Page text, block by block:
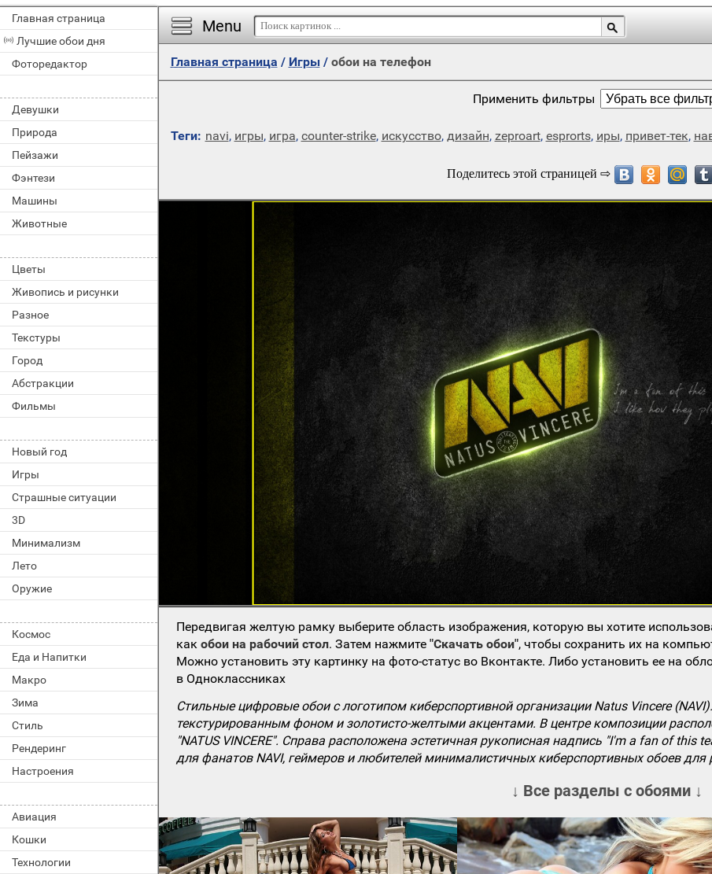
Главная страница
Лучшие обои дня
Фоторедактор
Девушки
Природа
Пейзажи
Фэнтези
Машины
Животные
Цветы
Живопись и рисунки
Разное
Текстуры
Город
Абстракции
Фильмы
Новый год
Игры
Страшные ситуации
3D
Минимализм
Лето
Оружие
Космос
Еда и Напитки
Макро
Зима
Стиль
Рендеринг
Настроения
Авиация
Кошки
Технологии
Menu
Главная страница / Игры/ обои на телефон
Применить фильтры
Теги: navi, игры, игра, counter-strike, искусство, дизайн, zeproart, esprorts, иры, привет-тек,
Передвигая желтую рамку выберите область изображения, которую вы хотите
какобои на рабочий стол. Затем нажмите"Скачать обои", чтобы сохранить их на
Можно установить эту картинку на фото-статус во Вконтакте. Либо установить ее на
в Одноклассниках
Стильные цифровые обои с логотипом киберспортивной организации Natus Vincere
текстурированным фоном и золотисто-желтыми акцентами. В центре композиции
"NATUS VINCERE". Справа расположена эстетичная рукописная надпись "I'm a fan of this
для фанатов NAVI, геймеров и любителей минималистичных киберспортивных обоев для
↓ Все разделы с обоями ↓